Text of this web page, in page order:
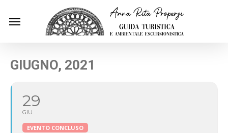
Menu
GIUGNO, 2021
29
GIU
EVENTO CONCLUSO